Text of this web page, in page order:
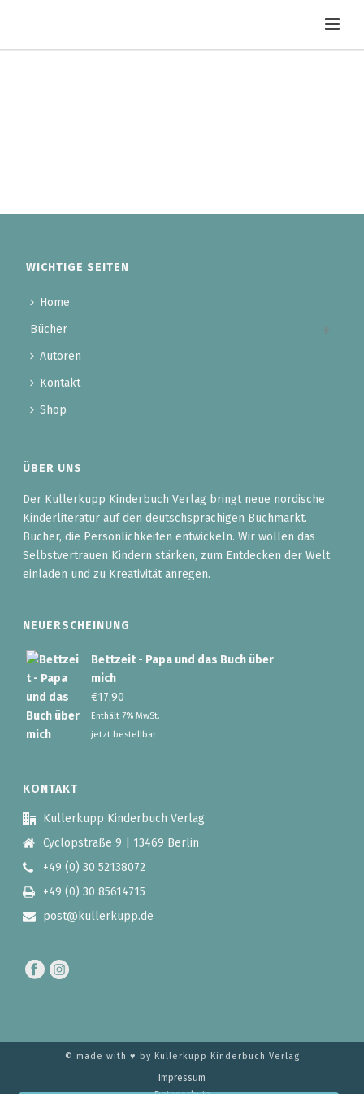
WICHTIGE SEITEN
Home
Bücher
Autoren
Kontakt
Shop
ÜBER UNS
Der Kullerkupp Kinderbuch Verlag bringt neue nordische
Kinderliteratur auf den deutschsprachigen Buchmarkt.
Bücher, die Persönlichkeiten entwickeln. Wir wollen das
Selbstvertrauen Kindern stärken, zum Entdecken der Welt
einladen und zu Kreativität anregen.
NEUERSCHEINUNG
Bettzeit - Papa und das Buch über
mich
€17,90
Enthält 7% MwSt.
jetzt bestellbar
KONTAKT
Kullerkupp Kinderbuch Verlag
Cyclopstraße 9 | 13469 Berlin
+49 (0) 30 52138072
+49 (0) 30 85614715
post@kullerkupp.de
© made with ♥ by Kullerkupp Kinderbuch Verlag
Impressum